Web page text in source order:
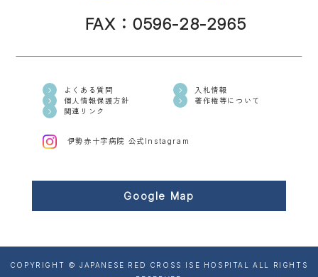
FAX：0596-28-2965
よくある質問
入札情報
個人情報保護方針
著作権等について
関連リンク
伊勢赤十字病院 公式Instagram
Google Map
COPYRIGHT © JAPANESE RED CROSS ISE HOSPITAL ALL RIGHTS